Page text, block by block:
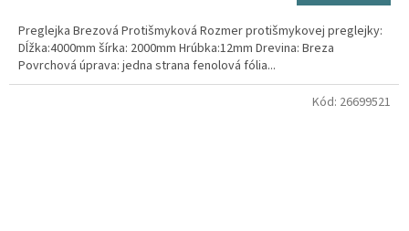
Preglejka Brezová Protišmyková Rozmer protišmykovej preglejky:
Dĺžka:4000mm šírka: 2000mm Hrúbka:12mm Drevina: Breza
Povrchová úprava: jedna strana fenolová fólia...
Kód: 26699521